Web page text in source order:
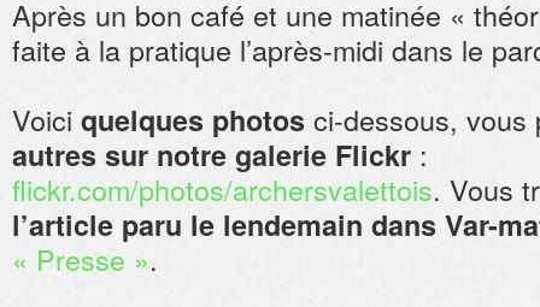
Après un bon café et une matinée «
faite à la pratique l’après-midi dans le
Voici quelques photos ci-dessous,
autres sur notre galerie Flickr :
flickr.com/photos/archersvalettois. Vous
l’article paru le lendemain dans Var-
« Presse ».